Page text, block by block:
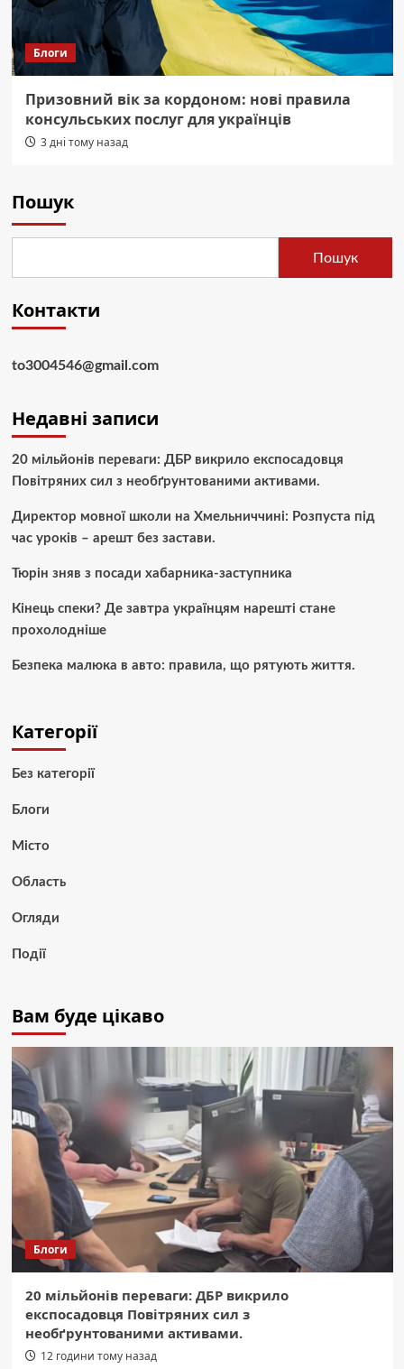
Блоги
Призовний вік за кордоном: нові правила
консульських послуг для українців
3 дні тому назад
Пошук
Пошук
Контакти
to3004546@gmail.com
Недавні записи
20 мільйонів переваги: ДБР викрило експосадовця
Повітряних сил з необґрунтованими активами.
Директор мовної школи на Хмельниччині: Розпуста під
час уроків – арешт без застави.
Тюрін зняв з посади хабарника-заступника
Кінець спеки? Де завтра українцям нарешті стане
прохолодніше
Безпека малюка в авто: правила, що рятують життя.
Категорії
Без категорії
Блоги
Місто
Область
Огляди
Події
Вам буде цікаво
Блоги
20 мільйонів переваги: ДБР викрило
експосадовця Повітряних сил з
необґрунтованими активами.
12 години тому назад